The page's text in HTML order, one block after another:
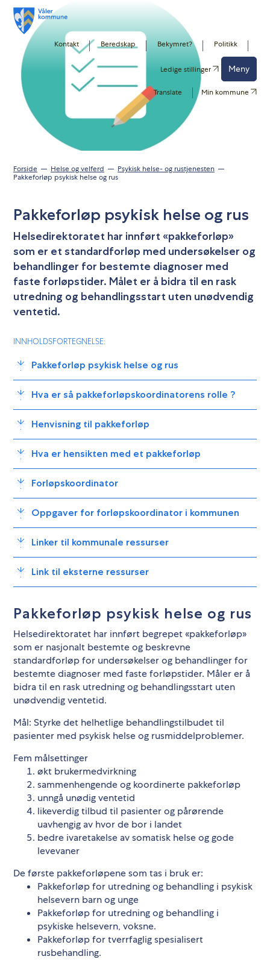
Kontakt Beredskap Bekymret? Politikk
Ledige stillinger Meny
Translate Min kommune
Forside Helse og velferd
Psykisk helse- og rustjenesten
Pakkeforløp psykisk helse og rus
Pakkeforløp psykisk helse og rus
Helsedirektoratet har innført «pakkeforløp»
som er et standardforløp med undersøkelser og
behandlinger for bestemte diagnoser med
faste forløpstider. Målet er å bidra til en rask
utredning og behandlingsstart uten unødvendig
ventetid.
INNHOLDSFORTEGNELSE:
Pakkeforløp psykisk helse og rus
Hva er så pakkeforløpskoordinatorens rolle ?
Henvisning til pakkeforløp
Hva er hensikten med et pakkeforløp
Forløpskoordinator
Oppgaver for forløpskoordinator i kommunen
Linker til kommunale ressurser
Link til eksterne ressurser
Pakkeforløp psykisk helse og rus
Helsedirektoratet har innført begrepet «pakkeforløp»
som er nasjonalt bestemte og beskrevne
standardforløp for undersøkelser og behandlinger for
bestemte diagnoser med faste forløpstider. Måler er å
bidra til en rask utredning og behandlingsstart uten
unødvendig ventetid.
Mål: Styrke det helhetlige behandlingstilbudet til
pasienter med psykisk helse og rusmiddelproblemer.
Fem målsettinger
økt brukermedvirkning
sammenhengende og koordinerte pakkeforløp
unngå unødig ventetid
likeverdig tilbud til pasienter og pårørende
uavhengig av hvor de bor i landet
bedre ivaretakelse av somatisk helse og gode
levevaner
De første pakkeforløpene som tas i bruk er:
Pakkeforløp for utredning og behandling i psykisk
helsevern barn og unge
Pakkeforløp for utredning og behandling i
psykiske helsevern, voksne.
Pakkeforløp for tverrfaglig spesialisert
rusbehandling.